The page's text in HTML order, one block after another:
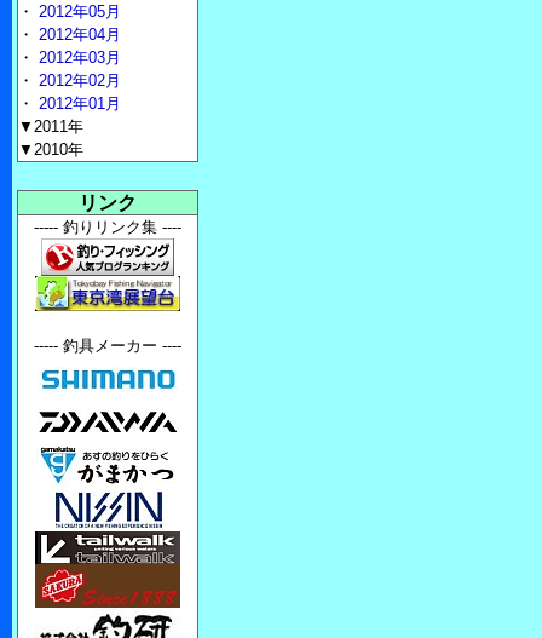
・ 2012年05月
・ 2012年04月
・ 2012年03月
・ 2012年02月
・ 2012年01月
▼2011年
▼2010年
リンク
----- 釣りリンク集 ----
----- 釣具メーカー ----